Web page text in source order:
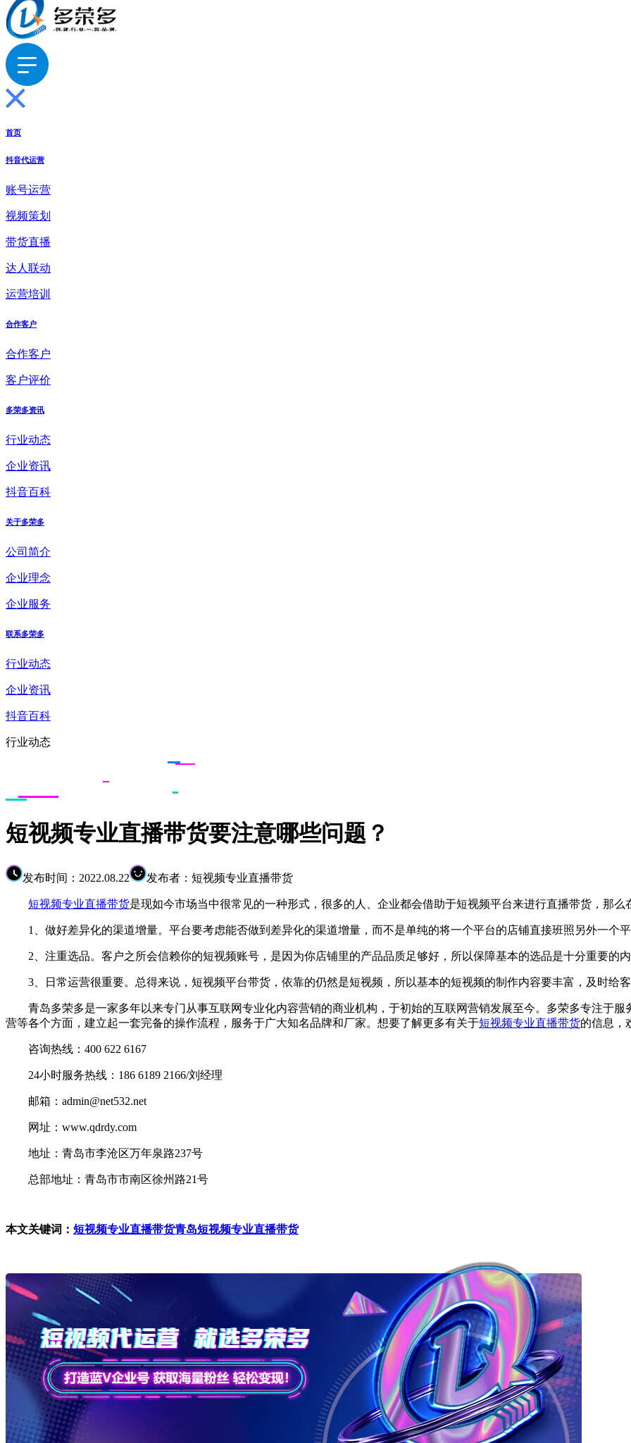
首页
抖音代运营
账号运营
视频策划
带货直播
达人联动
运营培训
合作客户
合作客户
客户评价
多荣多资讯
行业动态
企业资讯
抖音百科
关于多荣多
公司简介
企业理念
企业服务
联系多荣多
行业动态
企业资讯
抖音百科
行业动态
短视频专业直播带货要注意哪些问题？
发布时间：2022.08.22 发布者：短视频专业直播带货
短视频专业直播带货是现如今市场当中很常见的一种形式，很多的人、企业都会借助于短视频平台来进行直播带货，那
1、做好差异化的渠道增量。平台要考虑能否做到差异化的渠道增量，而不是单纯的将一个平台的店铺直接班照另外一个平
2、注重选品。客户之所会信赖你的短视频账号，是因为你店铺里的产品品质足够好，所以保障基本的选品是十分重要的内
3、日常运营很重要。总得来说，短视频平台带货，依靠的仍然是短视频，所以基本的短视频的制作内容要丰富，及时给客
青岛多荣多是一家多年以来专门从事互联网专业化内容营销的商业机构，于初始的互联网营销发展至今。多荣多专注于服
营等各个方面，建立起一套完备的操作流程，服务于广大知名品牌和厂家。想要了解更多有关于短视频专业直播带货的信息，
咨询热线：400 622 6167
24小时服务热线：186 6189 2166/刘经理
邮箱：admin@net532.net
网址：www.qdrdy.com
地址：青岛市李沧区万年泉路237号
总部地址：青岛市市南区徐州路21号
本文关键词： 短视频专业直播带货青岛短视频专业直播带货